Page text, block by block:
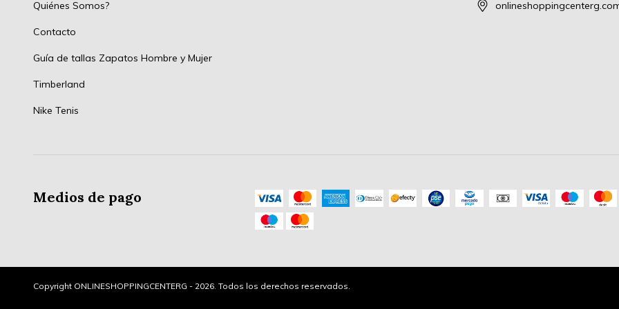
Quiénes Somos?
Contacto
Guía de tallas Zapatos Hombre y Mujer
Timberland
Nike Tenis
Medios de pago
Copyright ONLINESHOPPINGCENTERG - 2026. Todos los derechos reservados.